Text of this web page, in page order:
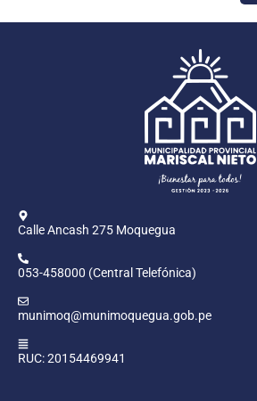
Calle Ancash 275 Moquegua
053-458000 (Central Telefónica)
munimoq@munimoquegua.gob.pe
RUC: 20154469941